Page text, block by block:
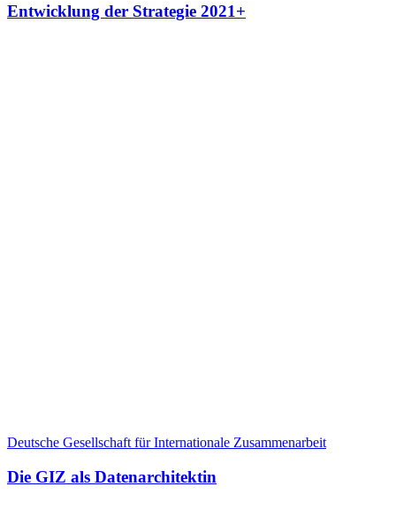
Entwicklung der Strategie 2021+
Deutsche Gesellschaft für Internationale Zusammenarbeit
Die GIZ als Datenarchitektin